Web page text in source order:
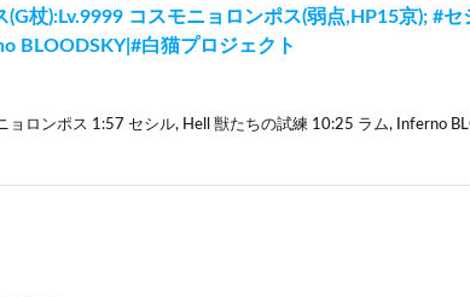
(G杖):Lv.9999 コスモニョロンポス(弱点,HP15京); #
BLOODSKY|#白猫プロジェクト
ョロンポス 1:57 セシル, Hell 獣たちの試練 10:25 ラム, Inferno